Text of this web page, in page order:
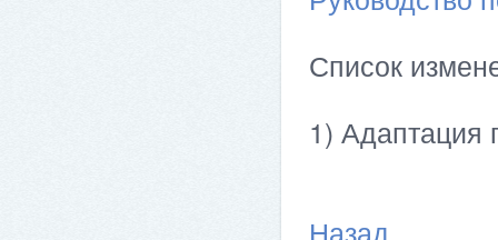
Список
1) Адаптация
Назад